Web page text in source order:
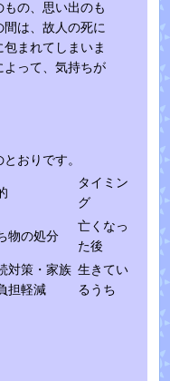
の、思い出のも
は、故人の死に
まれてしまいま
よって、気持ちが
おりです。
タイミン
グ
物の処分
亡くなっ
た後
対策・家族
担軽減
生きてい
るうち